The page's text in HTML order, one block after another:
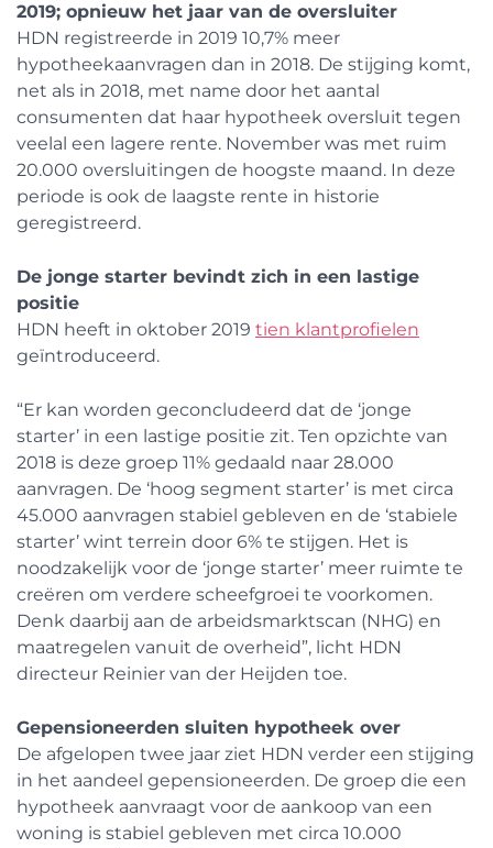
2019; opnieuw het jaar van de oversluiter
HDN registreerde in 2019 10,7% meer
hypotheekaanvragen dan in 2018. De stijging komt,
net als in 2018, met name door het aantal
consumenten dat haar hypotheek oversluit tegen
veelal een lagere rente. November was met ruim
20.000 oversluitingen de hoogste maand. In deze
periode is ook de laagste rente in historie
geregistreerd.
De jonge starter bevindt zich in een lastige
positie
HDN heeft in oktober 2019 tien klantprofielen
geïntroduceerd.
“Er kan worden geconcludeerd dat de ‘jonge
starter’ in een lastige positie zit. Ten opzichte van
2018 is deze groep 11% gedaald naar 28.000
aanvragen. De ‘hoog segment starter’ is met circa
45.000 aanvragen stabiel gebleven en de ‘stabiele
starter’ wint terrein door 6% te stijgen. Het is
noodzakelijk voor de ‘jonge starter’ meer ruimte te
creëren om verdere scheefgroei te voorkomen.
Denk daarbij aan de arbeidsmarktscan (NHG) en
maatregelen vanuit de overheid”, licht HDN
directeur Reinier van der Heijden toe.
Gepensioneerden sluiten hypotheek over
De afgelopen twee jaar ziet HDN verder een stijging
in het aandeel gepensioneerden. De groep die een
hypotheek aanvraagt voor de aankoop van een
woning is stabiel gebleven met circa 10.000